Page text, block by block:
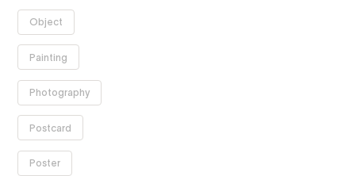
Supprimer
le filtre
Object
le filtre
Painting
le filtre
Photography
le filtre
Postcard
Supprimer
le filtre
Poster